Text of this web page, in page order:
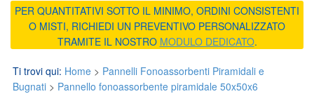
PER QUANTITATIVI SOTTO IL MINIMO, ORDINI CONSISTENTI
O MISTI, RICHIEDI UN PREVENTIVO PERSONALIZZATO
TRAMITE IL NOSTRO MODULO DEDICATO.
Ti trovi qui: Home > Pannelli Fonoassorbenti Piramidali e
Bugnati > Pannello fonoassorbente piramidale 50x50x6